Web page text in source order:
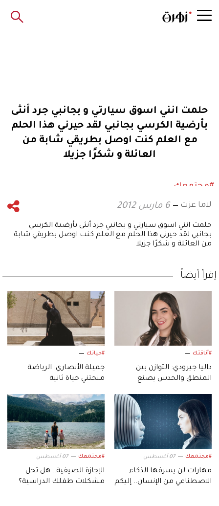
حلمت انني اسوق سيارتي و بجانبي جرد أنثى
بأرضية الكرسي بجانبي لقد حيرني هذا الحلم
مع العلم كنت اوصل بطريقي شابة من
العائلة و شكرًا جزيلا
#مجتمعك
لاما عزت 6 مارس 2012
حلمت انني اسوق سيارتي و بجانبي جرد أنثى بأرضية الكرسي
بجانبي لقد حيرني هذا الحلم مع العلم كنت اوصل بطريقي شابة
من العائلة و شكرًا جزيلا
إقرأ أيضاً
#أناقتك
داليا جيرودي: التوازن بين
المنطق والحدس يصنع
#حياتك
جميلة الأنصاري: الرياضة
منحتني حياة ثانية
#مجتمعك 07 أغسطس
مهارات لن يسرقها الذكاء
الاصطناعي من الإنسان.. إليكم
#مجتمعك 07 أغسطس
الإجازة الصيفية.. هل تحل
مشكلات طفلك الدراسية؟